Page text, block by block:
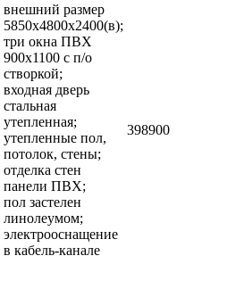
внешний размер
5850х4800х2400(в);
три окна ПВХ
900х1100 с п/о
створкой;
входная дверь
стальная
утепленная;
утепленные пол,
потолок, стены;
отделка стен
панели ПВХ;
пол застелен
линолеумом;
электрооснащение
в кабель-канале
398900